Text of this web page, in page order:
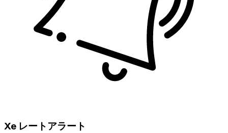
Xe レートアラート